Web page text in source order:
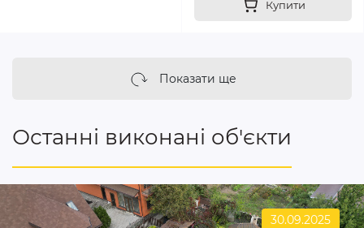
Купити
Показати ще
Останні виконані об'єкти
30.09.2025